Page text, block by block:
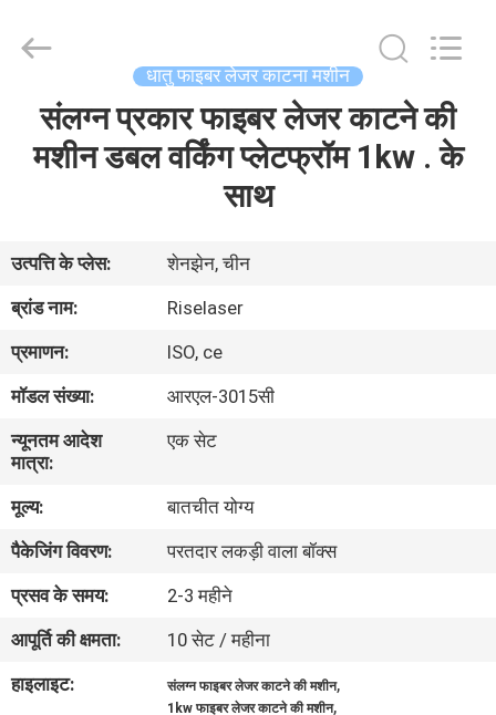
वीआर
शो
हमारे
बारे
में
कारखाना
भ्रमण
गुणवत्ता
नियंत्रण
Technology
Reserved.
धातु फाइबर लेजर काटना मशीन
संलग्न प्रकार फाइबर लेजर काटने की
मशीन डबल वर्किंग प्लेटफ्रॉम 1kw . के
साथ
उत्पत्ति के प्लेस:
शेनझेन, चीन
ब्रांड नाम:
Riselaser
प्रमाणन:
ISO, ce
मॉडल संख्या:
आरएल-3015सी
न्यूनतम आदेश
मात्रा:
एक सेट
मूल्य:
बातचीत योग्य
पैकेजिंग विवरण:
परतदार लकड़ी वाला बॉक्स
प्रसव के समय:
2-3 महीने
आपूर्ति की क्षमता:
10 सेट / महीना
हाइलाइट:
संलग्न फाइबर लेजर काटने की मशीन,
1kw फाइबर लेजर काटने की मशीन,